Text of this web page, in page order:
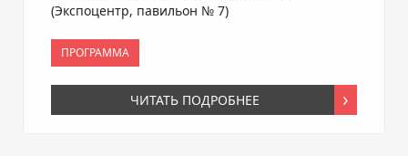
(Экспоцентр, павильон № 7)
ПРОГРАММА
ЧИТАТЬ ПОДРОБНЕЕ